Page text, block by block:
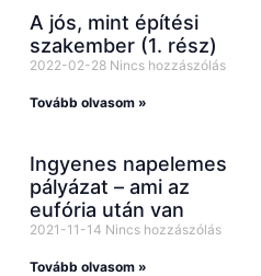
A jós, mint építési
szakember (1. rész)
2022-02-28 Nincs hozzászólás
Tovább olvasom »
Ingyenes napelemes
pályázat – ami az
eufória után van
2021-11-14 Nincs hozzászólás
Tovább olvasom »